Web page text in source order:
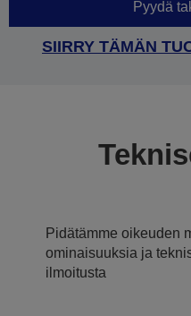
Pyydä
SIIRRY TÄMÄN
Pidätämme oikeuden
ominaisuuksia ja
ilmoitusta